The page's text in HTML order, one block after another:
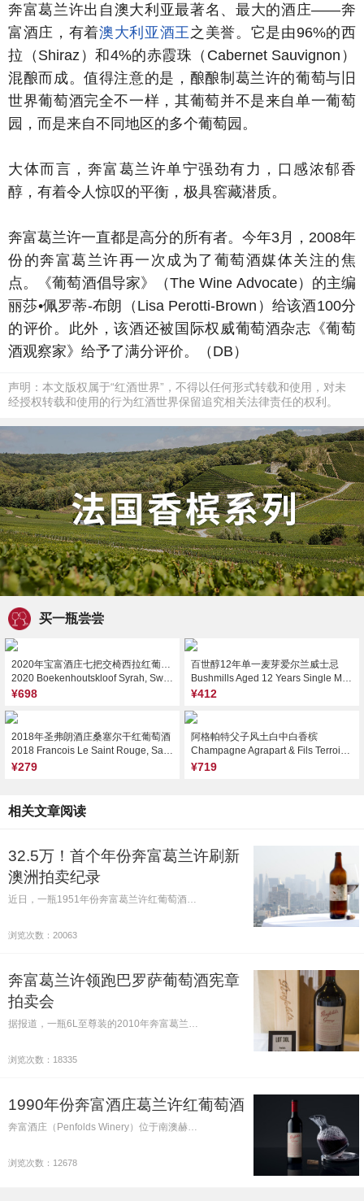
奔富葛兰许出自澳大利亚最著名、最大的酒庄——奔
富酒庄，有着澳大利亚酒王 之美誉。它是由96%的西
拉（Shiraz）和4%的赤霞珠（Cabernet Sauvignon）
混酿而成。值得注意的是，酿酿制葛兰许的葡萄与旧
世界葡萄酒完全不一样，其葡萄并不是来自单一葡萄
园，而是来自不同地区的多个葡萄园。
大体而言，奔富葛兰许单宁强劲有力，口感浓郁香
醇，有着令人惊叹的平衡，极具窖藏潜质。
奔富葛兰许一直都是高分的所有者。今年3月，2008年
份的奔富葛兰许再一次成为了葡萄酒媒体关注的焦
点。《葡萄酒倡导家》（The Wine Advocate）的主编
丽莎•佩罗蒂-布朗（Lisa Perotti-Brown）给该酒100分
的评价。此外，该酒还被国际权威葡萄酒杂志《葡萄
酒观察家》给予了满分评价。（DB）
声明：本文版权属于“红酒世界”，不得以任何形式转载和使用，对未
经授权转载和使用的行为红酒世界保留追究相关法律责任的权利。
买一瓶尝尝
2020年宝富酒庄七把交椅西拉红葡萄酒
2020 Boekenhoutskloof Syrah, Swartland, South Africa
¥698
百世醇12年单一麦芽爱尔兰威士忌
Bushmills Aged 12 Years Single Malt Irish Whiskey, Ireland
¥412
2018年圣弗朗酒庄桑塞尔干红葡萄酒
2018 Francois Le Saint Rouge, Sancerre, France
¥279
阿格帕特父子风土白中白香槟
Champagne Agrapart & Fils Terroirs Blanc de Blancs Grand Cru Extra Brut, Champagne, France
¥719
相关文章阅读
32.5万！首个年份奔富葛兰许刷新
澳洲拍卖纪录
近日，一瓶1951年份奔富葛兰许红葡萄酒…
浏览次数：20063
奔富葛兰许领跑巴罗萨葡萄酒宪章
拍卖会
据报道，一瓶6L至尊装的2010年奔富葛兰…
浏览次数：18335
1990年份奔富酒庄葛兰许红葡萄酒
奔富酒庄（Penfolds Winery）位于南澳赫…
浏览次数：12678